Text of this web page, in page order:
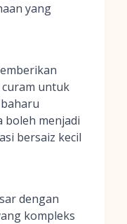
yang
untuk
boleh menjadi
bersaiz kecil
dengan
kompleks